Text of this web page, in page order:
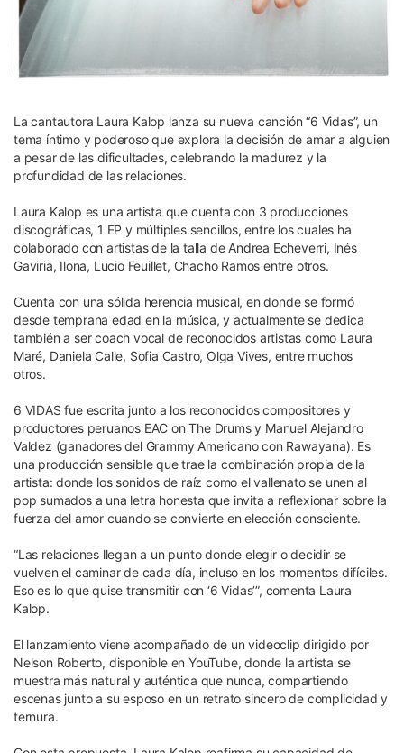
La cantautora Laura Kalop lanza su nueva canción “6 Vidas”, un
tema íntimo y poderoso que explora la decisión de amar a alguien
a pesar de las dificultades, celebrando la madurez y la
profundidad de las relaciones.
Laura Kalop es una artista que cuenta con 3 producciones
discográficas, 1 EP y múltiples sencillos, entre los cuales ha
colaborado con artistas de la talla de Andrea Echeverri, Inés
Gaviria, Ilona, Lucio Feuillet, Chacho Ramos entre otros.
Cuenta con una sólida herencia musical, en donde se formó
desde temprana edad en la música, y actualmente se dedica
también a ser coach vocal de reconocidos artistas como Laura
Maré, Daniela Calle, Sofia Castro, Olga Vives, entre muchos
otros.
6 VIDAS fue escrita junto a los reconocidos compositores y
productores peruanos EAC on The Drums y Manuel Alejandro
Valdez (ganadores del Grammy Americano con Rawayana). Es
una producción sensible que trae la combinación propia de la
artista: donde los sonidos de raíz como el vallenato se unen al
pop sumados a una letra honesta que invita a reflexionar sobre la
fuerza del amor cuando se convierte en elección consciente.
“Las relaciones llegan a un punto donde elegir o decidir se
vuelven el caminar de cada día, incluso en los momentos difíciles.
Eso es lo que quise transmitir con ‘6 Vidas’”, comenta Laura
Kalop.
El lanzamiento viene acompañado de un videoclip dirigido por
Nelson Roberto, disponible en YouTube, donde la artista se
muestra más natural y auténtica que nunca, compartiendo
escenas junto a su esposo en un retrato sincero de complicidad y
ternura.